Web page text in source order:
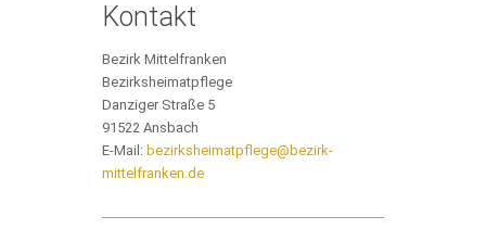
Kontakt
Bezirk Mittelfranken
Bezirksheimatpflege
Danziger Straße 5
91522 Ansbach
E-Mail: bezirksheimatpflege@bezirk-
mittelfranken.de